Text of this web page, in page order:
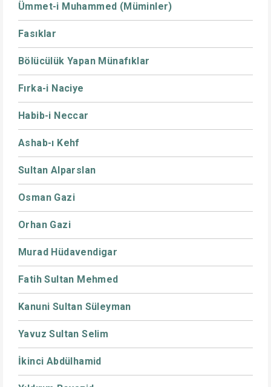
Ümmet-i Muhammed (Müminler)
Fasıklar
Bölücülük Yapan Münafıklar
Fırka-i Naciye
Habib-i Neccar
Ashab-ı Kehf
Sultan Alparslan
Osman Gazi
Orhan Gazi
Murad Hüdavendigar
Fatih Sultan Mehmed
Kanuni Sultan Süleyman
Yavuz Sultan Selim
İkinci Abdülhamid